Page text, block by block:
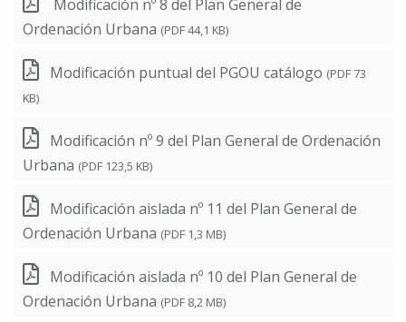
Modificación nº 8 del Plan General de
Ordenación Urbana (PDF 44,1 KB)
Modificación puntual del PGOU catálogo (PDF 73
KB)
Modificación nº 9 del Plan General de Ordenación
Urbana (PDF 123,5 KB)
Modificación aislada nº 11 del Plan General de
Ordenación Urbana (PDF 1,3 MB)
Modificación aislada nº 10 del Plan General de
Ordenación Urbana (PDF 8,2 MB)